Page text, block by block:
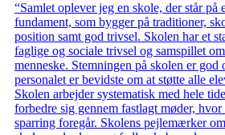
“Samlet oplever jeg en skole, der står
fundament, som bygger på traditioner,
position samt god trivsel. Skolen har et
faglige og sociale trivsel og samspillet
menneske. Stemningen på skolen er god
personalet er bevidste om at støtte alle
Skolen arbejder systematisk med hele
forbedre sig gennem fastlagt møder,
sparring foregår. Skolens pejlemærker